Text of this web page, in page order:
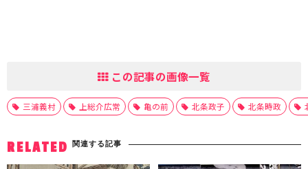
この記事の画像一覧
三浦義村 上総介広常 亀の前 北条政子 北条時政
RELATED 関連する記事